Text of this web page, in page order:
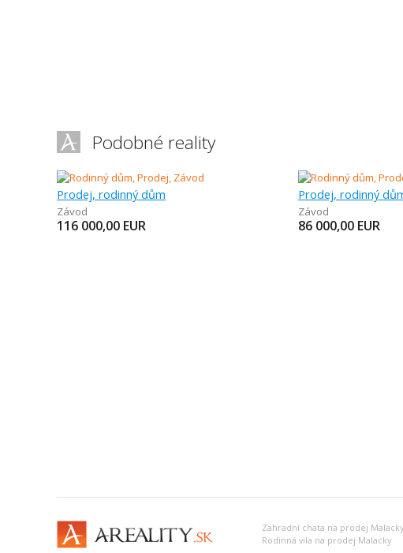
Podobné reality
Prodej, rodinný dům
Závod
116 000,00 EUR
Prodej, rodinný
Závod
86 000,00 EUR
Zahradní chata na prodej Malacky
Rodinná vila na prodej Malacky